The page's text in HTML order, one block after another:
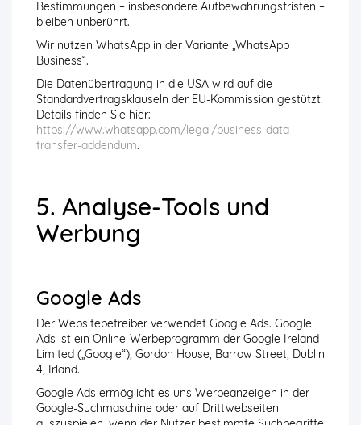
Bestimmungen – insbesondere Aufbewahrungsfristen –
bleiben unberührt.
Wir nutzen WhatsApp in der Variante „WhatsApp
Business“.
Die Datenübertragung in die USA wird auf die
Standardvertragsklauseln der EU-Kommission gestützt.
Details finden Sie hier:
https://www.whatsapp.com/legal/business-data-
transfer-addendum.
5. Analyse-Tools und
Werbung
Google Ads
Der Websitebetreiber verwendet Google Ads. Google
Ads ist ein Online-Werbeprogramm der Google Ireland
Limited („Google“), Gordon House, Barrow Street, Dublin
4, Irland.
Google Ads ermöglicht es uns Werbeanzeigen in der
Google-Suchmaschine oder auf Drittwebseiten